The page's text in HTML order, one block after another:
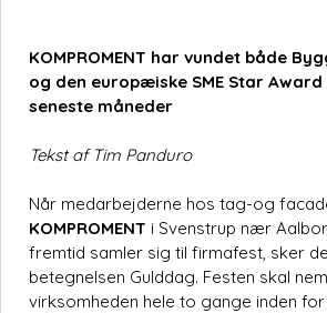
KOMPROMENT har vundet både
og den europæiske SME Star
seneste måneder
Tekst af Tim Panduro
Når medarbejderne hos tag-og
KOMPROMENT i Svenstrup nær
fremtid samler sig til firmafest, sker
betegnelsen Gulddag. Festen skal
virksomheden hele to gange inden